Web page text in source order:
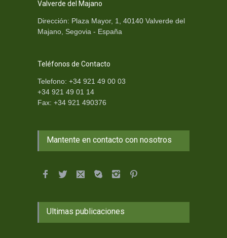
Valverde del Majano
Dirección: Plaza Mayor, 1, 40140 Valverde del
Majano, Segovia - España
Teléfonos de Contacto
Telefono: +34 921 49 00 03
+34 921 49 01 14
Fax: +34 921 490376
Mantente en contacto con nosotros
Ultimas publicaciones